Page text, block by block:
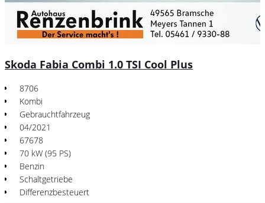
Skoda Fabia Combi 1.0 TSI Cool Plus
8706
Kombi
Gebrauchtfahrzeug
04/2021
67678
70 kW (95 PS)
Benzin
Schaltgetriebe
Differenzbesteuert